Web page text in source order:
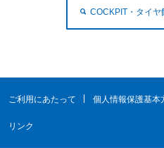
COCKPIT・タイ
ご利用にあたって 個人情報保護基本
リンク